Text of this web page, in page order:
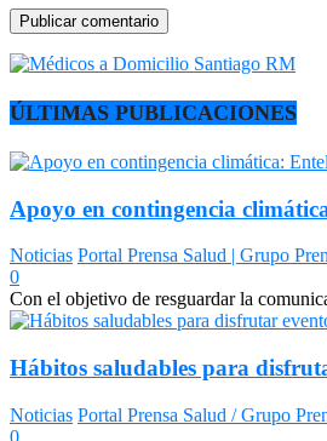
ÚLTIMAS PUBLICACIONES
Apoyo en contingencia
Noticias Portal Prensa Salud | Grupo
0
Con el objetivo de resguardar la
Hábitos saludables para
Noticias Portal Prensa Salud / Grupo
0